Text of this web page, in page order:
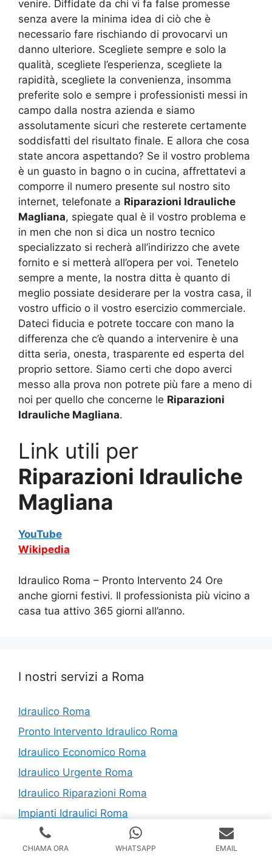
venire. Diffidate da chi vi fa false promesse
senza avere la minima idea di ciò che è
necessario fare rischiando di provocarvi un
danno ulteriore. Scegliete sempre e solo la
qualità, scegliete l’esperienza, scegliete la
rapidità, scegliete la convenienza, insomma
preferite solo e sempre i professionisti messi in
campo dalla nostra azienda e siamo
assolutamente sicuri che resterete certamente
soddisfatti del risultato finale. E allora che cosa
state ancora aspettando? Se il vostro problema
è un guasto in bagno o in cucina, affrettatevi a
comporre il numero presente sul nostro sito
internet, telefonate a Riparazioni Idrauliche
Magliana, spiegate qual è il vostro problema e
in men che non si dica un nostro tecnico
specializzato si recherà all’indirizzo che avete
fornito e si metterà all’opera per voi. Tenetelo
sempre a mente, la nostra ditta è quanto di
meglio possiate desiderare per la vostra casa, il
vostro ufficio o il vostro esercizio commerciale.
Dateci fiducia e potrete toccare con mano la
differenza che c’è quando a intervenire è una
ditta seria, onesta, trasparente ed esperta del
proprio settore. Siamo certi che dopo averci
messo alla prova non potrete più fare a meno di
noi per quello che concerne le Riparazioni
Idrauliche Magliana.
Link utili per
Riparazioni Idrauliche
Magliana
YouTube
Wikipedia
Idraulico Roma – Pronto Intervento 24 Ore
anche giorni festivi. Il professionista più vicino a
casa tua attivo 365 giorni all’anno.
I nostri servizi a Roma
Idraulico Roma
Pronto Intervento Idraulico Roma
Idraulico Economico Roma
Idraulico Urgente Roma
Idraulico Riparazioni Roma
Impianti Idraulici Roma
Riparazioni Idrauliche Roma
Sostituzione Scaldabagno Roma
CHIAMA ORA WHATSAPP EMAIL